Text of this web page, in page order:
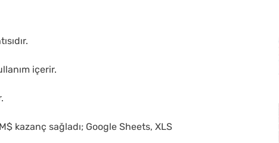
içerir.
kazanç sağladı; Google Sheets, XLS